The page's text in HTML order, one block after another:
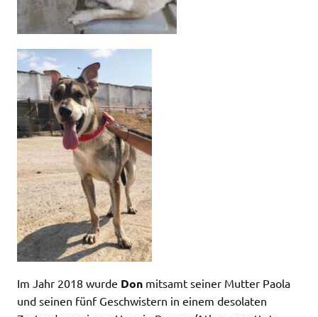
Im Jahr 2018 wurde Don mitsamt seiner Mutter Paola
und seinen fünf Geschwistern in einem desolaten